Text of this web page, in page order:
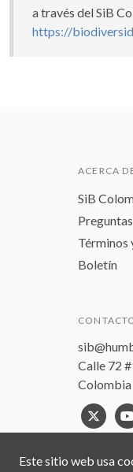
a través del SiB
https://
Este sitio web usa
ACERCA
SiB
Términos
Boletín
Calle 72
Colombia